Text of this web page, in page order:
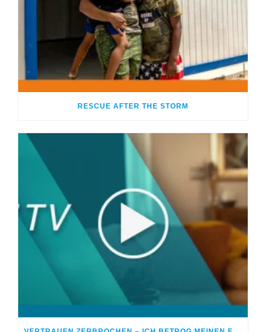
RESCUE AFTER THE STORM